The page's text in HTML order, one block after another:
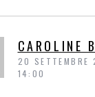
CAROLINE
20 SETTEMBRE
14:00